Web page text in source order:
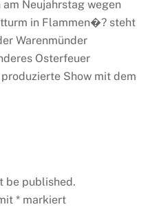
Neujahrstag wegen
in Flammen�? steht
Warenmünder
Osterfeuer
Show mit dem
be published.
* markiert